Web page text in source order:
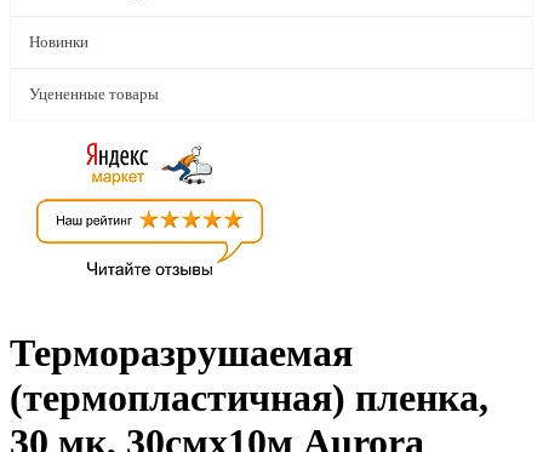
Новинки
Уцененные товары
Терморазрушаемая
(термопластичная) пленка,
30 мк, 30смх10м Aurora